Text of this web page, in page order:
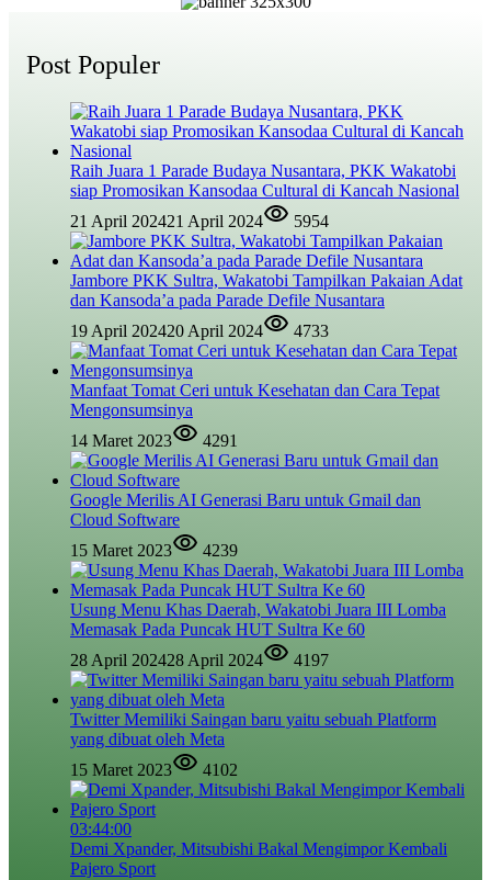
Post Populer
Raih Juara 1 Parade Budaya Nusantara, PKK Wakatobi
siap Promosikan Kansodaa Cultural di Kancah Nasional
21 April 202421 April 2024 5954
Jambore PKK Sultra, Wakatobi Tampilkan Pakaian Adat
dan Kansoda’a pada Parade Defile Nusantara
19 April 202420 April 2024 4733
Manfaat Tomat Ceri untuk Kesehatan dan Cara Tepat
Mengonsumsinya
14 Maret 2023
4291
Google Merilis AI Generasi Baru untuk Gmail dan
Cloud Software
15 Maret 2023
4239
Usung Menu Khas Daerah, Wakatobi Juara III Lomba
Memasak Pada Puncak HUT Sultra Ke 60
28 April 202428 April 2024 4197
Twitter Memiliki Saingan baru yaitu sebuah Platform
yang dibuat oleh Meta
15 Maret 2023
4102
03:44:00
Demi Xpander, Mitsubishi Bakal Mengimpor Kembali
Pajero Sport